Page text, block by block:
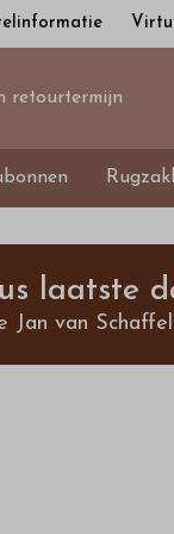
retourtermijn
laatste
Jan van